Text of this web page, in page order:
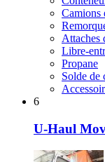
Camions
Attaches
Libre-
Propane
Solde de
6
U-Haul